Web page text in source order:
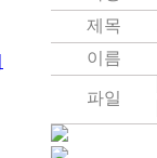
제목
이름
파일